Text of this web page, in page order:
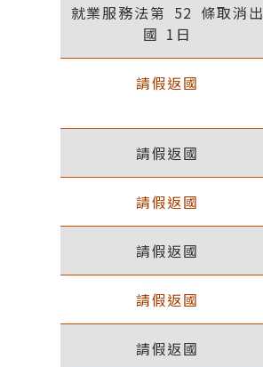
就業服務法第 52 條取消出
國 1日
請假返國
請假返國
請假返國
請假返國
請假返國
請假返國